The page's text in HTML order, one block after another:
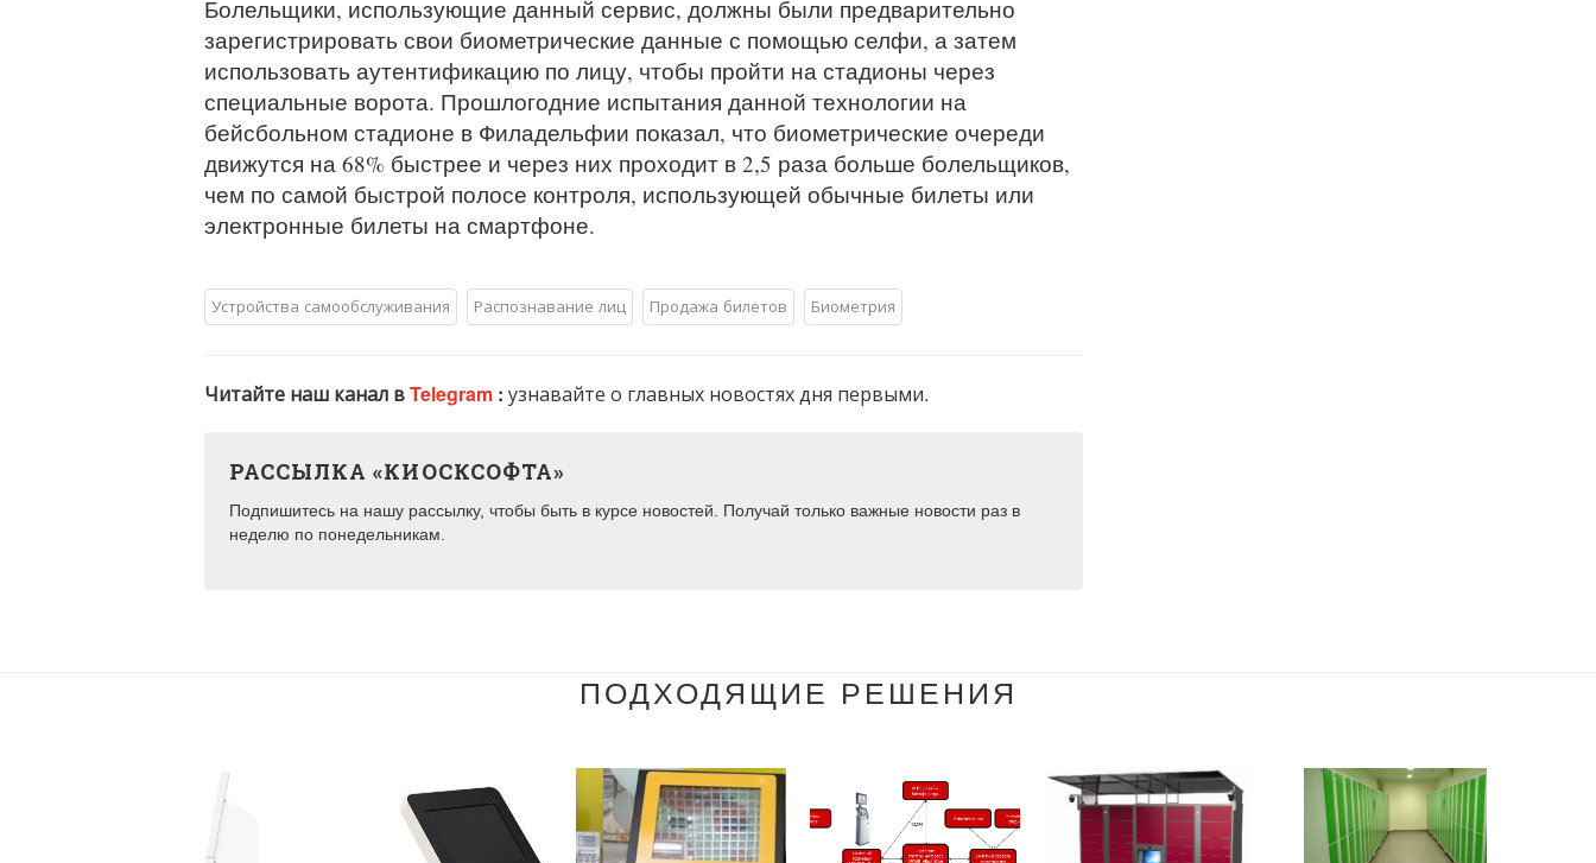
Болельщики, использующие данный сервис, должны были предварительно
зарегистрировать свои биометрические данные с помощью селфи, а затем
использовать аутентификацию по лицу, чтобы пройти на стадионы через
специальные ворота. Прошлогодние испытания данной технологии на
бейсбольном стадионе в Филадельфии показал, что биометрические очереди
движутся на 68% быстрее и через них проходит в 2,5 раза больше болельщиков,
чем по самой быстрой полосе контроля, использующей обычные билеты или
электронные билеты на смартфоне.
Устройства самообслуживания Распознавание лиц Продажа билетов Биометрия
Читайте наш канал вTelegram : узнавайте о главных новостях дня первыми.
РАССЫЛКА «КИОСКСОФТА»
Подпишитесь на нашу рассылку, чтобы быть в курсе новостей. Получай только важные новости раз в
неделю по понедельникам.
ПОДХОДЯЩИЕ РЕШЕНИЯ